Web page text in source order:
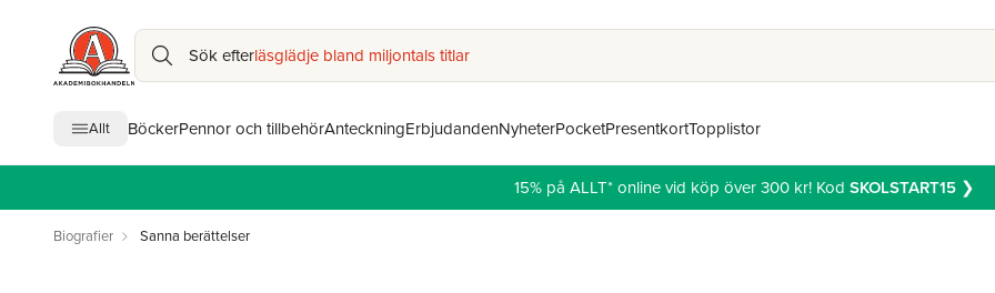
Sök efterläsglädje bland miljontals titlar
Allt BöckerPennor och tillbehörAnteckningErbjudandenNyheterPocketPresentkortTopplistor
15% på ALLT* online vid köp över 300 kr! Kod SKOLSTART15❯
Biografier Sanna berättelser